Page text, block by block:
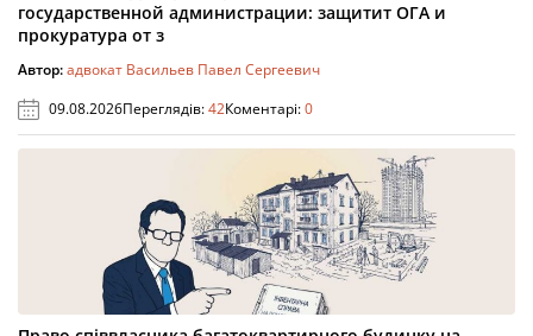
государственной администрации: защитит ОГА и
прокуратура от з
Автор:адвокат Васильев Павел Сергеевич
09.08.2026Переглядів:42Коментарі:0